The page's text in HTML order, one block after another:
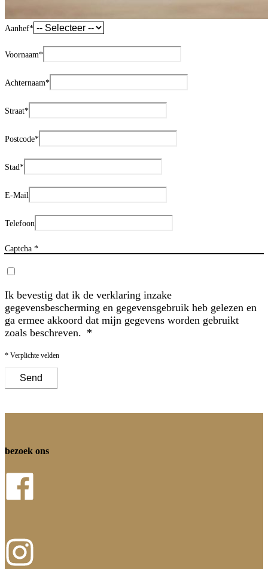
Aanhef*
Voornaam*
Achternaam*
Straat*
Postcode*
Stad*
E-Mail
Telefoon
Captcha *
Ik bevestig dat ik de verklaring inzake
gegevensbescherming en gegevensgebruik heb gelezen en
ga ermee akkoord dat mijn gegevens worden gebruikt
zoals beschreven.
* Verplichte velden
Send
bezoek ons